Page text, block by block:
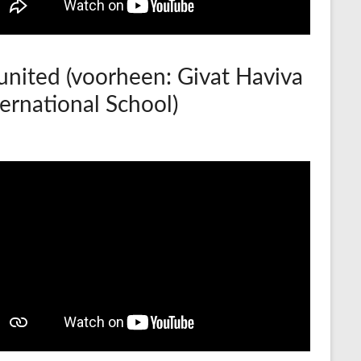
(voorheen: Givat Haviva
School)